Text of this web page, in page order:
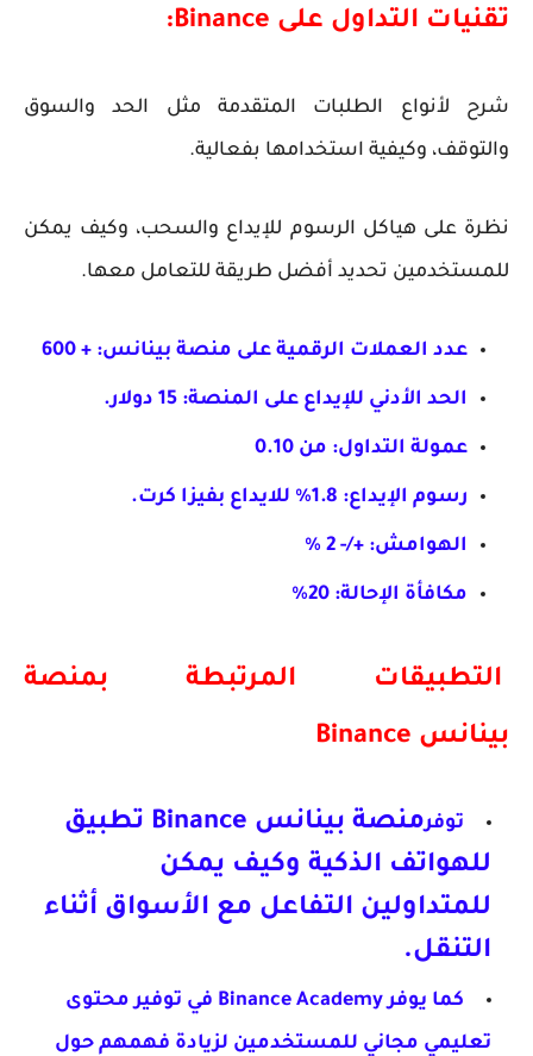
تقنيات التداول على Binance:
شرح لأنواع الطلبات المتقدمة مثل الحد والسوق
والتوقف، وكيفية استخدامها بفعالية.
نظرة على هياكل الرسوم للإيداع والسحب، وكيف يمكن
للمستخدمين تحديد أفضل طريقة للتعامل معها.
عدد العملات الرقمية على منصة بينانس: + 600
الحد الأدني للإيداع على المنصة: 15 دولار.
عمولة التداول: من 0.10
رسوم الإيداع: 1.8% للايداع بفيزا كرت.
الهوامش: +/- 2 %
مكافأة الإحالة: 20%
التطبيقات المرتبطة بمنصة
بينانس
توفرمنصة بينانس Binance تطبيق
للهواتف الذكية وكيف يمكن
للمتداولين التفاعل مع الأسواق أثناء
التنقل.
كما يوفر Binance Academy في توفير محتوى
تعليمي مجاني للمستخدمين لزيادة فهمهم حول